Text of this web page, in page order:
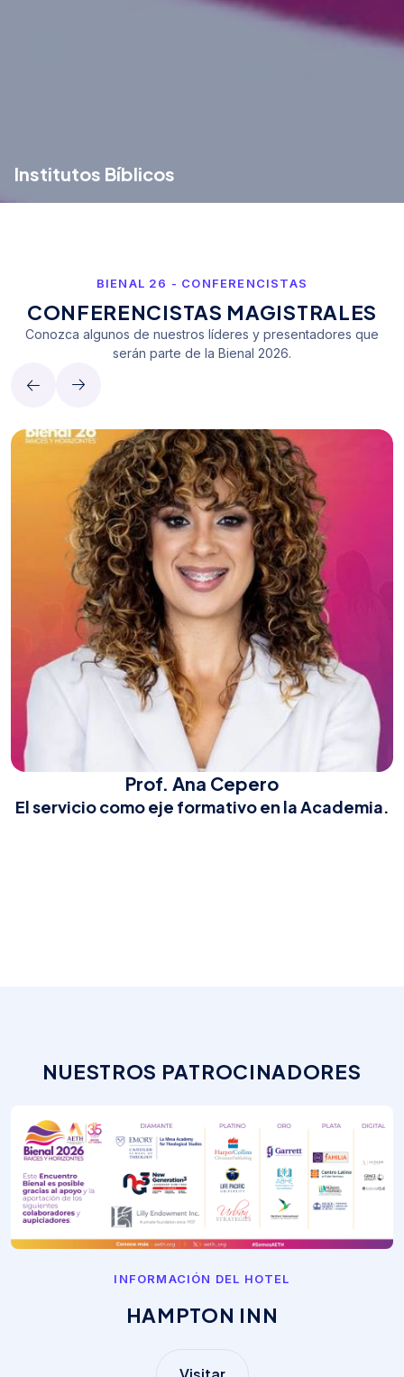
Institutos Bíblicos
BIENAL 26 - CONFERENCISTAS
CONFERENCISTAS MAGISTRALES
Conozca algunos de nuestros líderes y presentadores que
serán parte de la Bienal 2026.
Prof. Ana Cepero
El servicio como eje formativo en la Academia.
NUESTROS PATROCINADORES
INFORMACIÓN DEL HOTEL
HAMPTON INN